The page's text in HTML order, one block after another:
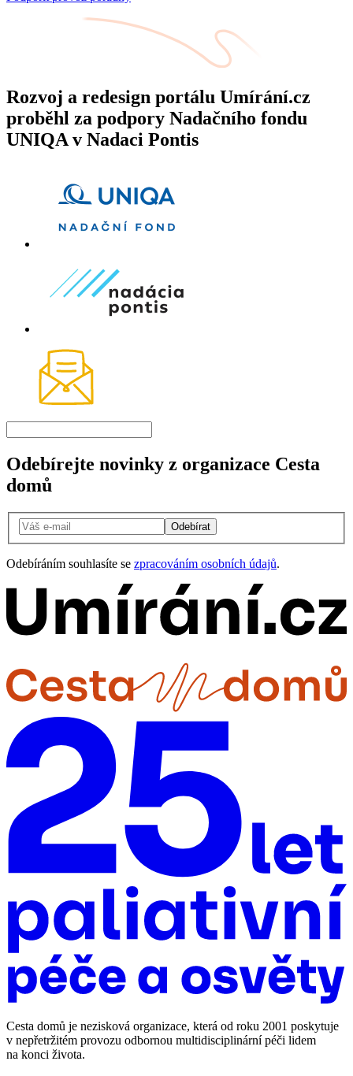
Rozvoj a redesign portálu Umírání.cz
proběhl za podpory Nadačního fondu
UNIQA v Nadaci Pontis
Odebírejte novinky z organizace Cesta
domů
Odebírat
Odebíráním souhlasíte se zpracováním osobních údajů.
Cesta domů je nezisková organizace, která od roku 2001 poskytuje
v nepřetržitém provozu odbornou multidisciplinární péči lidem
na konci života.